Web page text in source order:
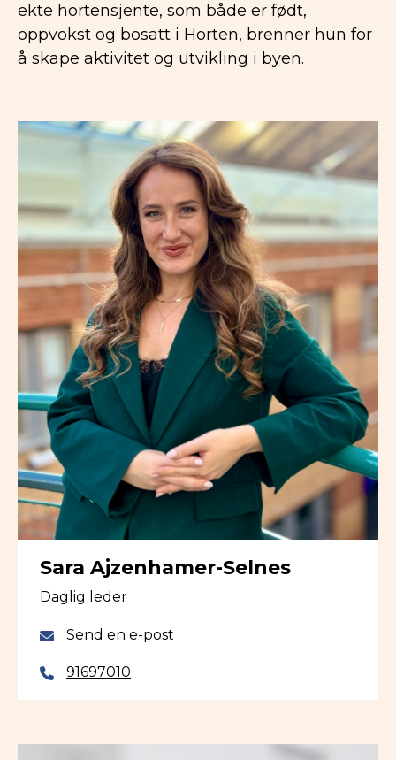
ekte hortensjente, som både er født,
oppvokst og bosatt i Horten, brenner hun for
å skape aktivitet og utvikling i byen.
Sara Ajzenhamer-Selnes
Daglig leder
Send en e-post
91697010